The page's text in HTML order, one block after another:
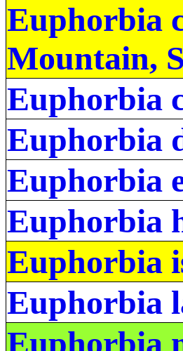
Euphorbia
Mountain,
Euphorbia
Euphorbia
Euphorbia
Euphorbia
Euphorbia
Euphorbia
Euphorbia